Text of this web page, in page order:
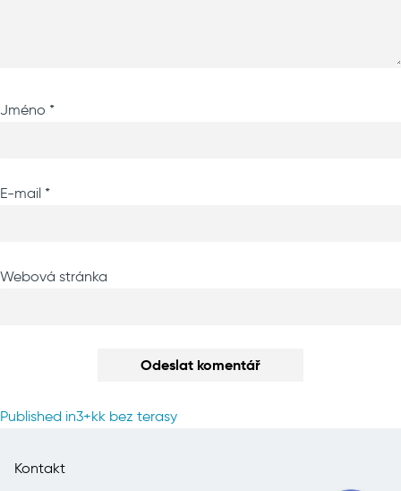
Jméno *
E-mail *
Webová stránka
Navigace
příspěvek
Published in3+kk bez terasy
Kontakt